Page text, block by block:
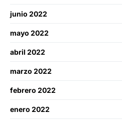
junio 2022
mayo 2022
abril 2022
marzo 2022
febrero 2022
enero 2022